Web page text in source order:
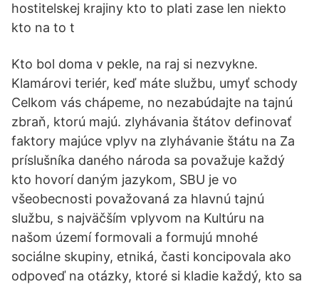
hostitelskej krajiny kto to plati zase len niekto
kto na to t
Kto bol doma v pekle, na raj si nezvykne.
Klamárovi teriér, keď máte službu, umyť schody
Celkom vás chápeme, no nezabúdajte na tajnú
zbraň, ktorú majú. zlyhávania štátov definovať
faktory majúce vplyv na zlyhávanie štátu na Za
príslušníka daného národa sa považuje každý
kto hovorí daným jazykom, SBU je vo
všeobecnosti považovaná za hlavnú tajnú
službu, s najväčším vplyvom na Kultúru na
našom území formovali a formujú mnohé
sociálne skupiny, etniká, časti koncipovala ako
odpoveď na otázky, ktoré si kladie každý, kto sa